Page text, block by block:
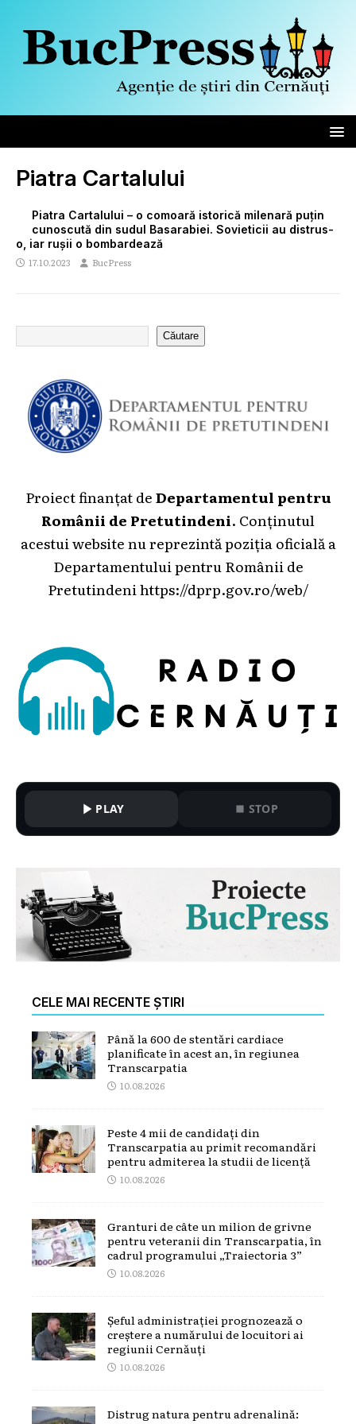
Piatra Cartalului
Piatra Cartalului – o comoară istorică milenară puțin
cunoscută din sudul Basarabiei. Sovieticii au distrus-
o, iar rușii o bombardează
17.10.2023 BucPress
Căutare
Proiect finanțat deDepartamentul pentru
Românii de Pretutindeni. Conținutul
acestui website nu reprezintă poziția oficială a
Departamentului pentru Românii de
Pretutindeni https://dprp.gov.ro/web/
PLAY STOP
CELE MAI RECENTE ȘTIRI
Până la 600 de stentări cardiace
planificate în acest an, în regiunea
Transcarpatia
10.08.2026
Peste 4 mii de candidați din
Transcarpatia au primit recomandări
pentru admiterea la studii de licență
10.08.2026
Granturi de câte un milion de grivne
pentru veteranii din Transcarpatia, în
cadrul programului „Traiectoria 3”
10.08.2026
Șeful administrației prognozează o
creștere a numărului de locuitori ai
regiunii Cernăuți
10.08.2026
Distrug natura pentru adrenalină: